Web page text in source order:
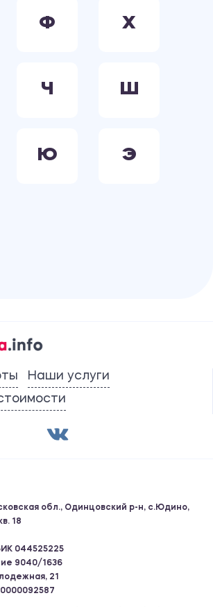
Ф Х
Ч Ш
Ю Э
Наши услуги
обл., Одинцовский р-н, с.Юдино,
18
044525225
9040/1636
21